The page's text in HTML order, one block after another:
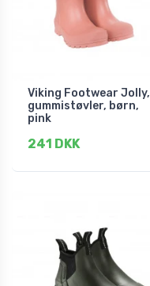
Viking Footwear Jolly,
gummistøvler, børn,
pink
241 DKK